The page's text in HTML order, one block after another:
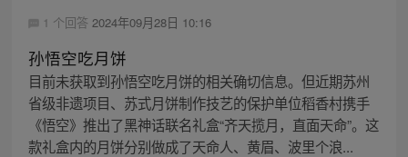
1 个回答 2024年09月28日 10:16
孙悟空吃月饼
目前未获取到孙悟空吃月饼的相关确切信息。但近期苏州
省级非遗项目、苏式月饼制作技艺的保护单位稻香村携手
《悟空》推出了黑神话联名礼盒“齐天揽月，直面天命”。这
款礼盒内的月饼分别做成了天命人、黄眉、波里个浪...